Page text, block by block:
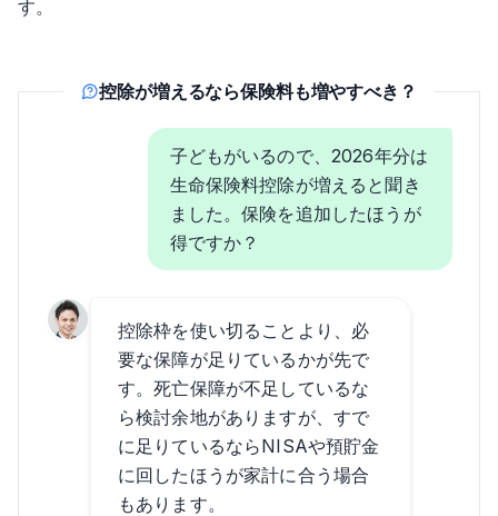
す。
控除が増えるなら保険料も増やすべき？
子どもがいるので、2026年分は
生命保険料控除が増えると聞き
ました。保険を追加したほうが
得ですか？
控除枠を使い切ることより、必
要な保障が足りているかが先で
す。死亡保障が不足しているな
ら検討余地がありますが、すで
に足りているならNISAや預貯金
に回したほうが家計に合う場合
もあります。